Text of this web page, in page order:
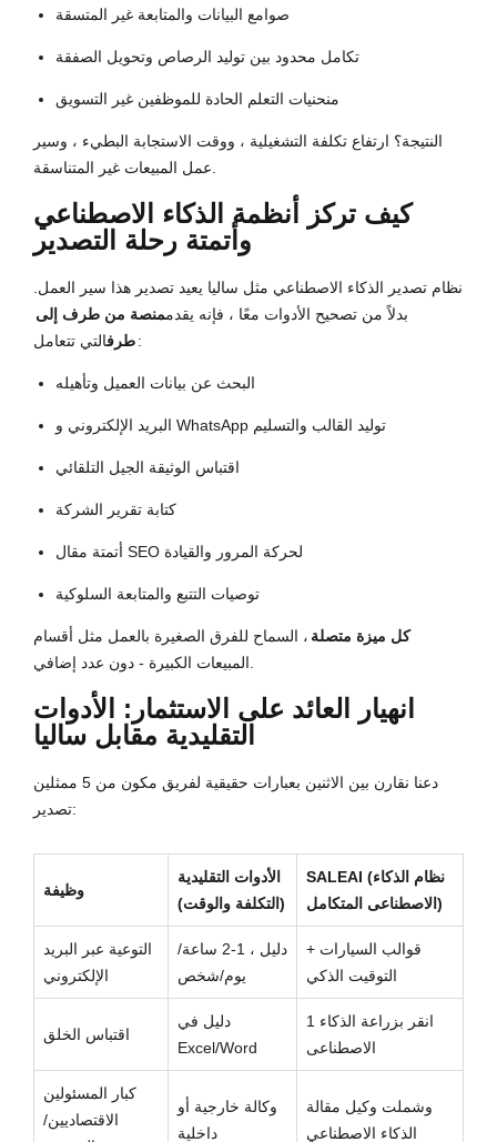
صوامع البيانات والمتابعة غير المتسقة
تكامل محدود بين توليد الرصاص وتحويل الصفقة
منحنيات التعلم الحادة للموظفين غير التسويق
النتيجة؟ ارتفاع تكلفة التشغيلية ، ووقت الاستجابة البطيء ، وسير
عمل المبيعات غير المتناسقة.
كيف تركز أنظمة الذكاء الاصطناعي
وأتمتة رحلة التصدير
نظام تصدير الذكاء الاصطناعي مثل ساليا يعيد تصدير هذا سير العمل.
بدلاً من تصحيح الأدوات معًا ، فإنه يقدممنصة من طرف إلى
طرفالتي تتعامل:
البحث عن بيانات العميل وتأهيله
البريد الإلكتروني و WhatsApp توليد القالب والتسليم
اقتباس الوثيقة الجيل التلقائي
كتابة تقرير الشركة
أتمتة مقال SEO لحركة المرور والقيادة
توصيات التتبع والمتابعة السلوكية
كل ميزة متصلة ، السماح للفرق الصغيرة بالعمل مثل أقسام
المبيعات الكبيرة - دون عدد إضافي.
انهيار العائد على الاستثمار: الأدوات
التقليدية مقابل ساليا
دعنا نقارن بين الاثنين بعبارات حقيقية لفريق مكون من 5 ممثلين
تصدير:
وظيفة
الأدوات التقليدية
(التكلفة والوقت)
SALEAI (نظام الذكاء
الاصطناعى المتكامل)
التوعية عبر البريد
الإلكتروني
دليل ، 1-2 ساعة/
يوم/شخص
قوالب السيارات +
التوقيت الذكي
اقتباس الخلق
دليل في
Excel/Word
1 انقر بزراعة الذكاء
الاصطناعى
كبار المسئولين
الاقتصاديين/
وكالة خارجية أو
داخلية
وشملت وكيل مقالة
الذكاء الاصطناعي